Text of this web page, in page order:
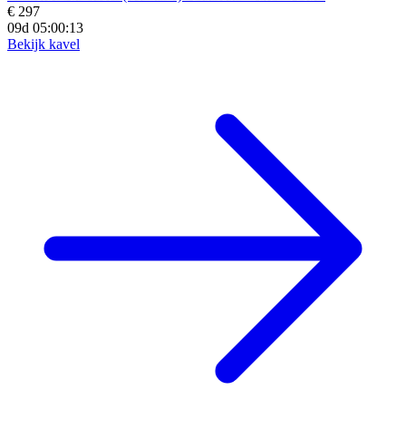
€ 297
09d 05:00:11
Bekijk kavel